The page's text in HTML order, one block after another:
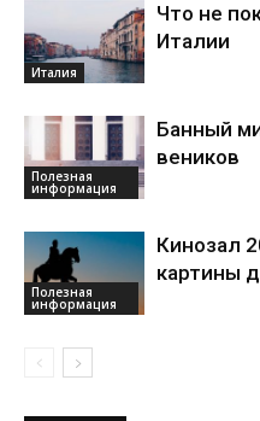
Италия
Что не
Италии
Полезная
информация
Банный
веников
Полезная
информация
Кинозал
картины